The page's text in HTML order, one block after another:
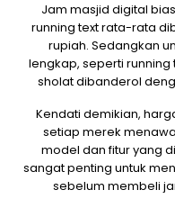
Jam masjid digital
running text rata-rata
rupiah. Sedangkan
lengkap, seperti running
sholat dibanderol
Kendati demikian,
setiap merek
model dan fitur yang
sangat penting untuk
sebelum membeli